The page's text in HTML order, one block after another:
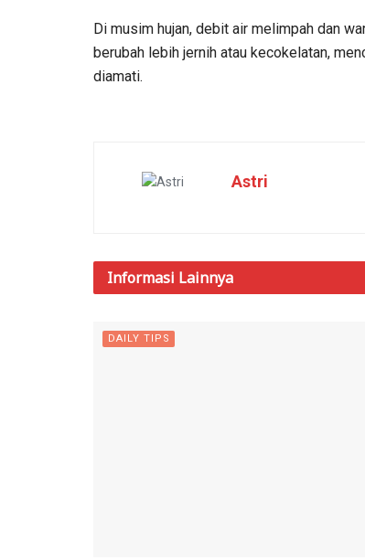
Di musim hujan, debit air melimpah dan
berubah lebih jernih atau kecokelatan,
diamati.
Astri
Informasi Lainnya
DAILY TIPS